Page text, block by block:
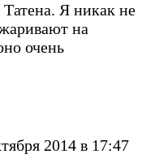
Я никак не
на
очень
2014 в 17:47